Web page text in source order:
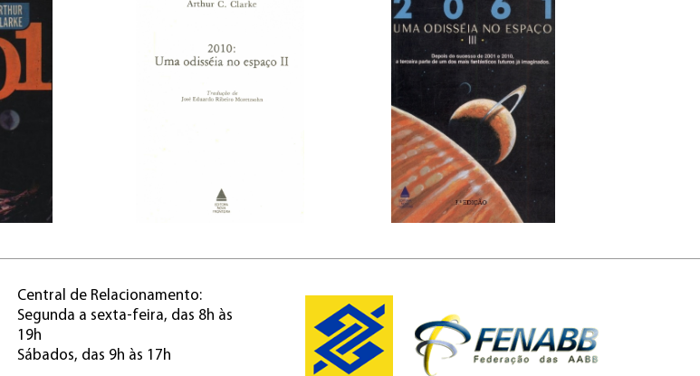
Central de Relacionamento:
Segunda a sexta-feira, das 8h às
19h
Sábados, das 9h às 17h